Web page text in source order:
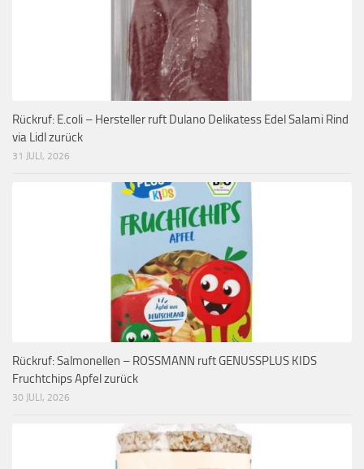
Rückruf: E.coli – Hersteller ruft Dulano Delikatess Edel Salami Rind
via Lidl zurück
31 JULI, 2026
Rückruf: Salmonellen – ROSSMANN ruft GENUSSPLUS KIDS
Fruchtchips Apfel zurück
30 JULI, 2026